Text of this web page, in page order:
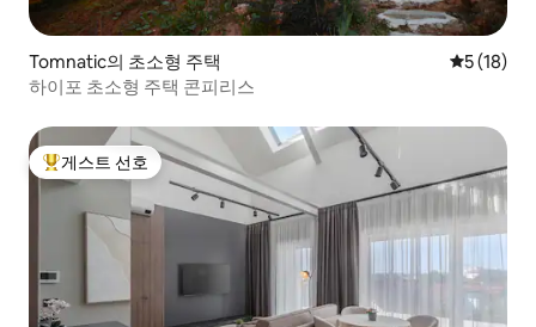
Tomnatic의 초소형 주택 평점 5점
5 (18)
하이포 초소형 주택 콘피리스
상위 게스트 선호
게스트 선호